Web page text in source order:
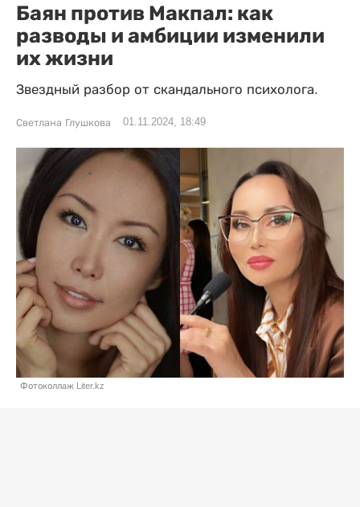
Баян против Макпал: как
разводы и амбиции изменили
их жизни
Звездный разбор от скандального психолога.
Светлана Глушкова 01.11.2024, 18:49
Фотоколлаж Liter.kz